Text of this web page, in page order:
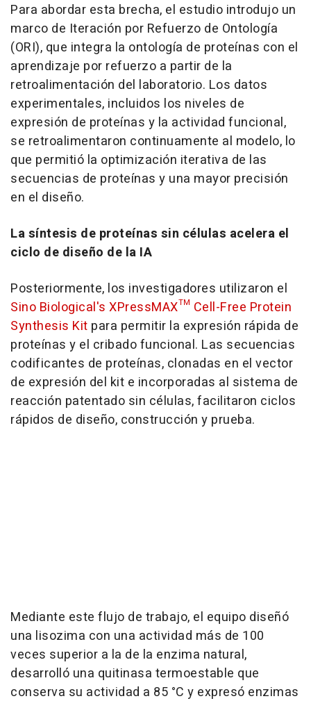
Para abordar esta brecha, el estudio introdujo un
marco de Iteración por Refuerzo de Ontología
(ORI), que integra la ontología de proteínas con el
aprendizaje por refuerzo a partir de la
retroalimentación del laboratorio. Los datos
experimentales, incluidos los niveles de
expresión de proteínas y la actividad funcional,
se retroalimentaron continuamente al modelo, lo
que permitió la optimización iterativa de las
secuencias de proteínas y una mayor precisión
en el diseño.
La síntesis de proteínas sin células acelera el
ciclo de diseño de la IA
Posteriormente, los investigadores utilizaron el
Sino Biological's XPressMAX™ Cell-Free Protein
Synthesis Kit para permitir la expresión rápida de
proteínas y el cribado funcional. Las secuencias
codificantes de proteínas, clonadas en el vector
de expresión del kit e incorporadas al sistema de
reacción patentado sin células, facilitaron ciclos
rápidos de diseño, construcción y prueba.
Mediante este flujo de trabajo, el equipo diseñó
una lisozima con una actividad más de 100
veces superior a la de la enzima natural,
desarrolló una quitinasa termoestable que
conserva su actividad a 85 °C y expresó enzimas